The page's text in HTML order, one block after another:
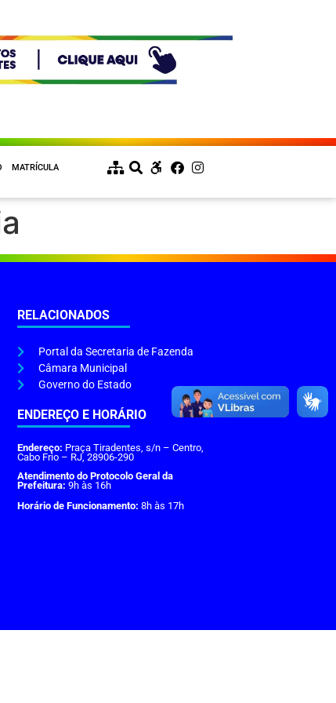
MATRÍCULA
RELACIONADOS
Portal da Secretaria de Fazenda
Câmara Municipal
Governo do Estado
ENDEREÇO E HORÁRIO
Endereço: Praça Tiradentes, s/n – Centro,
Cabo Frio – RJ, 28906-290
Atendimento do Protocolo Geral da
Prefeitura: 9h às 16h
Horário de Funcionamento: 8h às 17h